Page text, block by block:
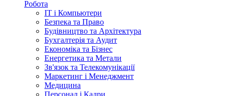
Робота
IT і Компьютери
Безпека та Право
Будівництво та Архітектура
Бухгалтерія та Аудит
Економіка та Бізнес
Енергетика та Метали
Зв'язок та Телекомунікації
Маркетинг і Менеджмент
Медицина
Персонал і Кадри